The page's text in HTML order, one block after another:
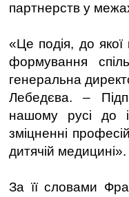
партнерств у
«Це подія, до якої
формування
генеральна
Лебедєва. –
нашому русі до
зміцненні
дитячій медицині».
За її словами